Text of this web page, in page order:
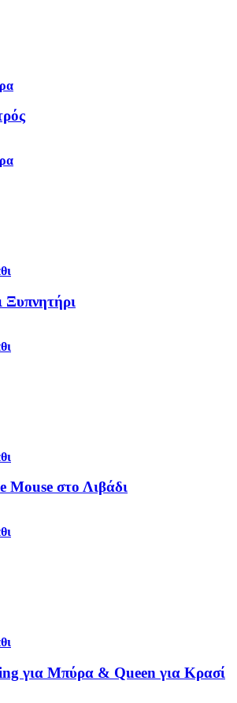
στο Λιβάδι
για Μπύρα & Queen για Κρασί